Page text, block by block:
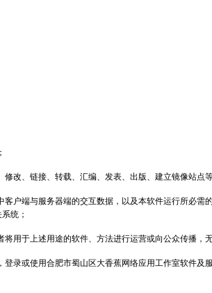
改、链接、转载、汇编、发表、出版、建立镜像站点等
户端与服务器端的交互数据，以及本软件运行所必
统；
用于上述用途的软件、方法进行运营或向公众传播，
录或使用合肥市蜀山区大香蕉网络应用工作室软件及